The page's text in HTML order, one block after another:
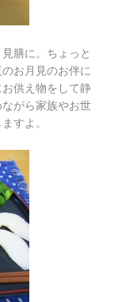
膳に。ちょっと
お月見のお伴に
供え物をして静
がら家族やお世
すよ。